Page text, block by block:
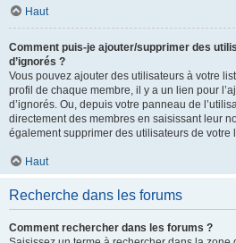
Haut
Comment puis-je ajouter/supprimer des
d’ignorés ?
Vous pouvez ajouter des utilisateurs à votre
profil de chaque membre, il y a un lien pour
d’ignorés. Ou, depuis votre panneau de
directement des membres en saisissant leur
également supprimer des utilisateurs de votre
Haut
Recherche dans les forums
Comment rechercher dans les forums ?